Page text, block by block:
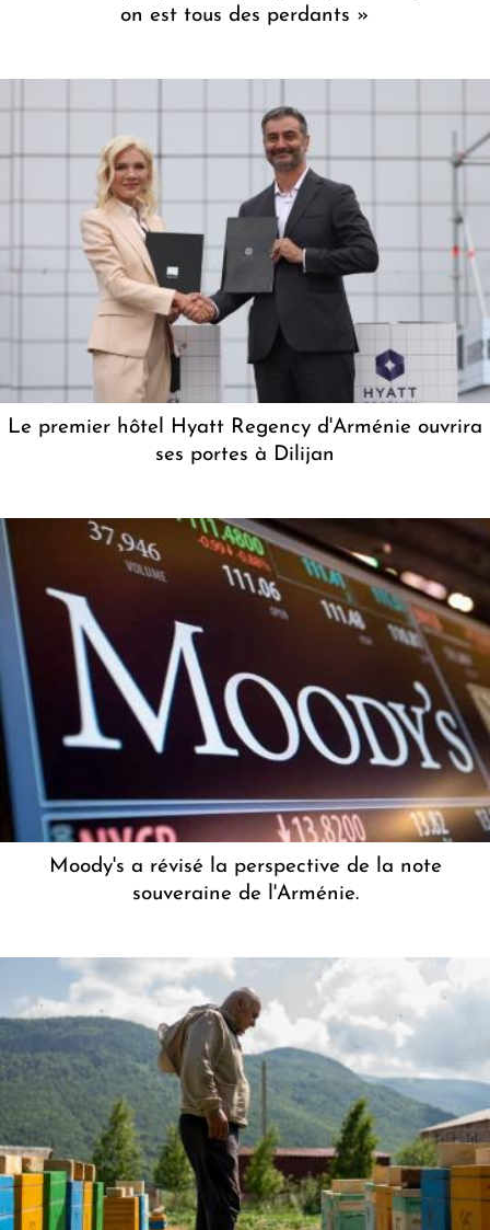
on est tous des perdants »
Le premier hôtel Hyatt Regency d'Arménie ouvrira
ses portes à Dilijan
Moody's a révisé la perspective de la note
souveraine de l'Arménie.